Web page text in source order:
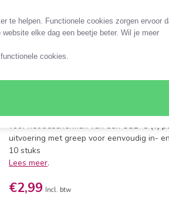
te helpen. Functionele cookies zorgen ervoor
elke dag een beetje beter. Wil je meer
cookies.
OKS-16008
Afsluit cover /
USB-C (v) poorten
stuks) / zwart
connector: USB-C (m)
voor het beschermen van een USB-C (v)
uitvoering met greep voor eenvoudig in-
10 stuks
Lees meer.
€2,99 Incl. btw